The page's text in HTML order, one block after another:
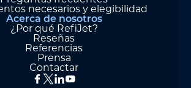
necesarios y elegibilidad
Acerca de nosotros
¿Por qué RefiJet?
Reseñas
Referencias
Prensa
Contactar